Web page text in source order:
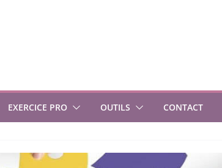
EXERCICE PRO OUTILS CONTACT